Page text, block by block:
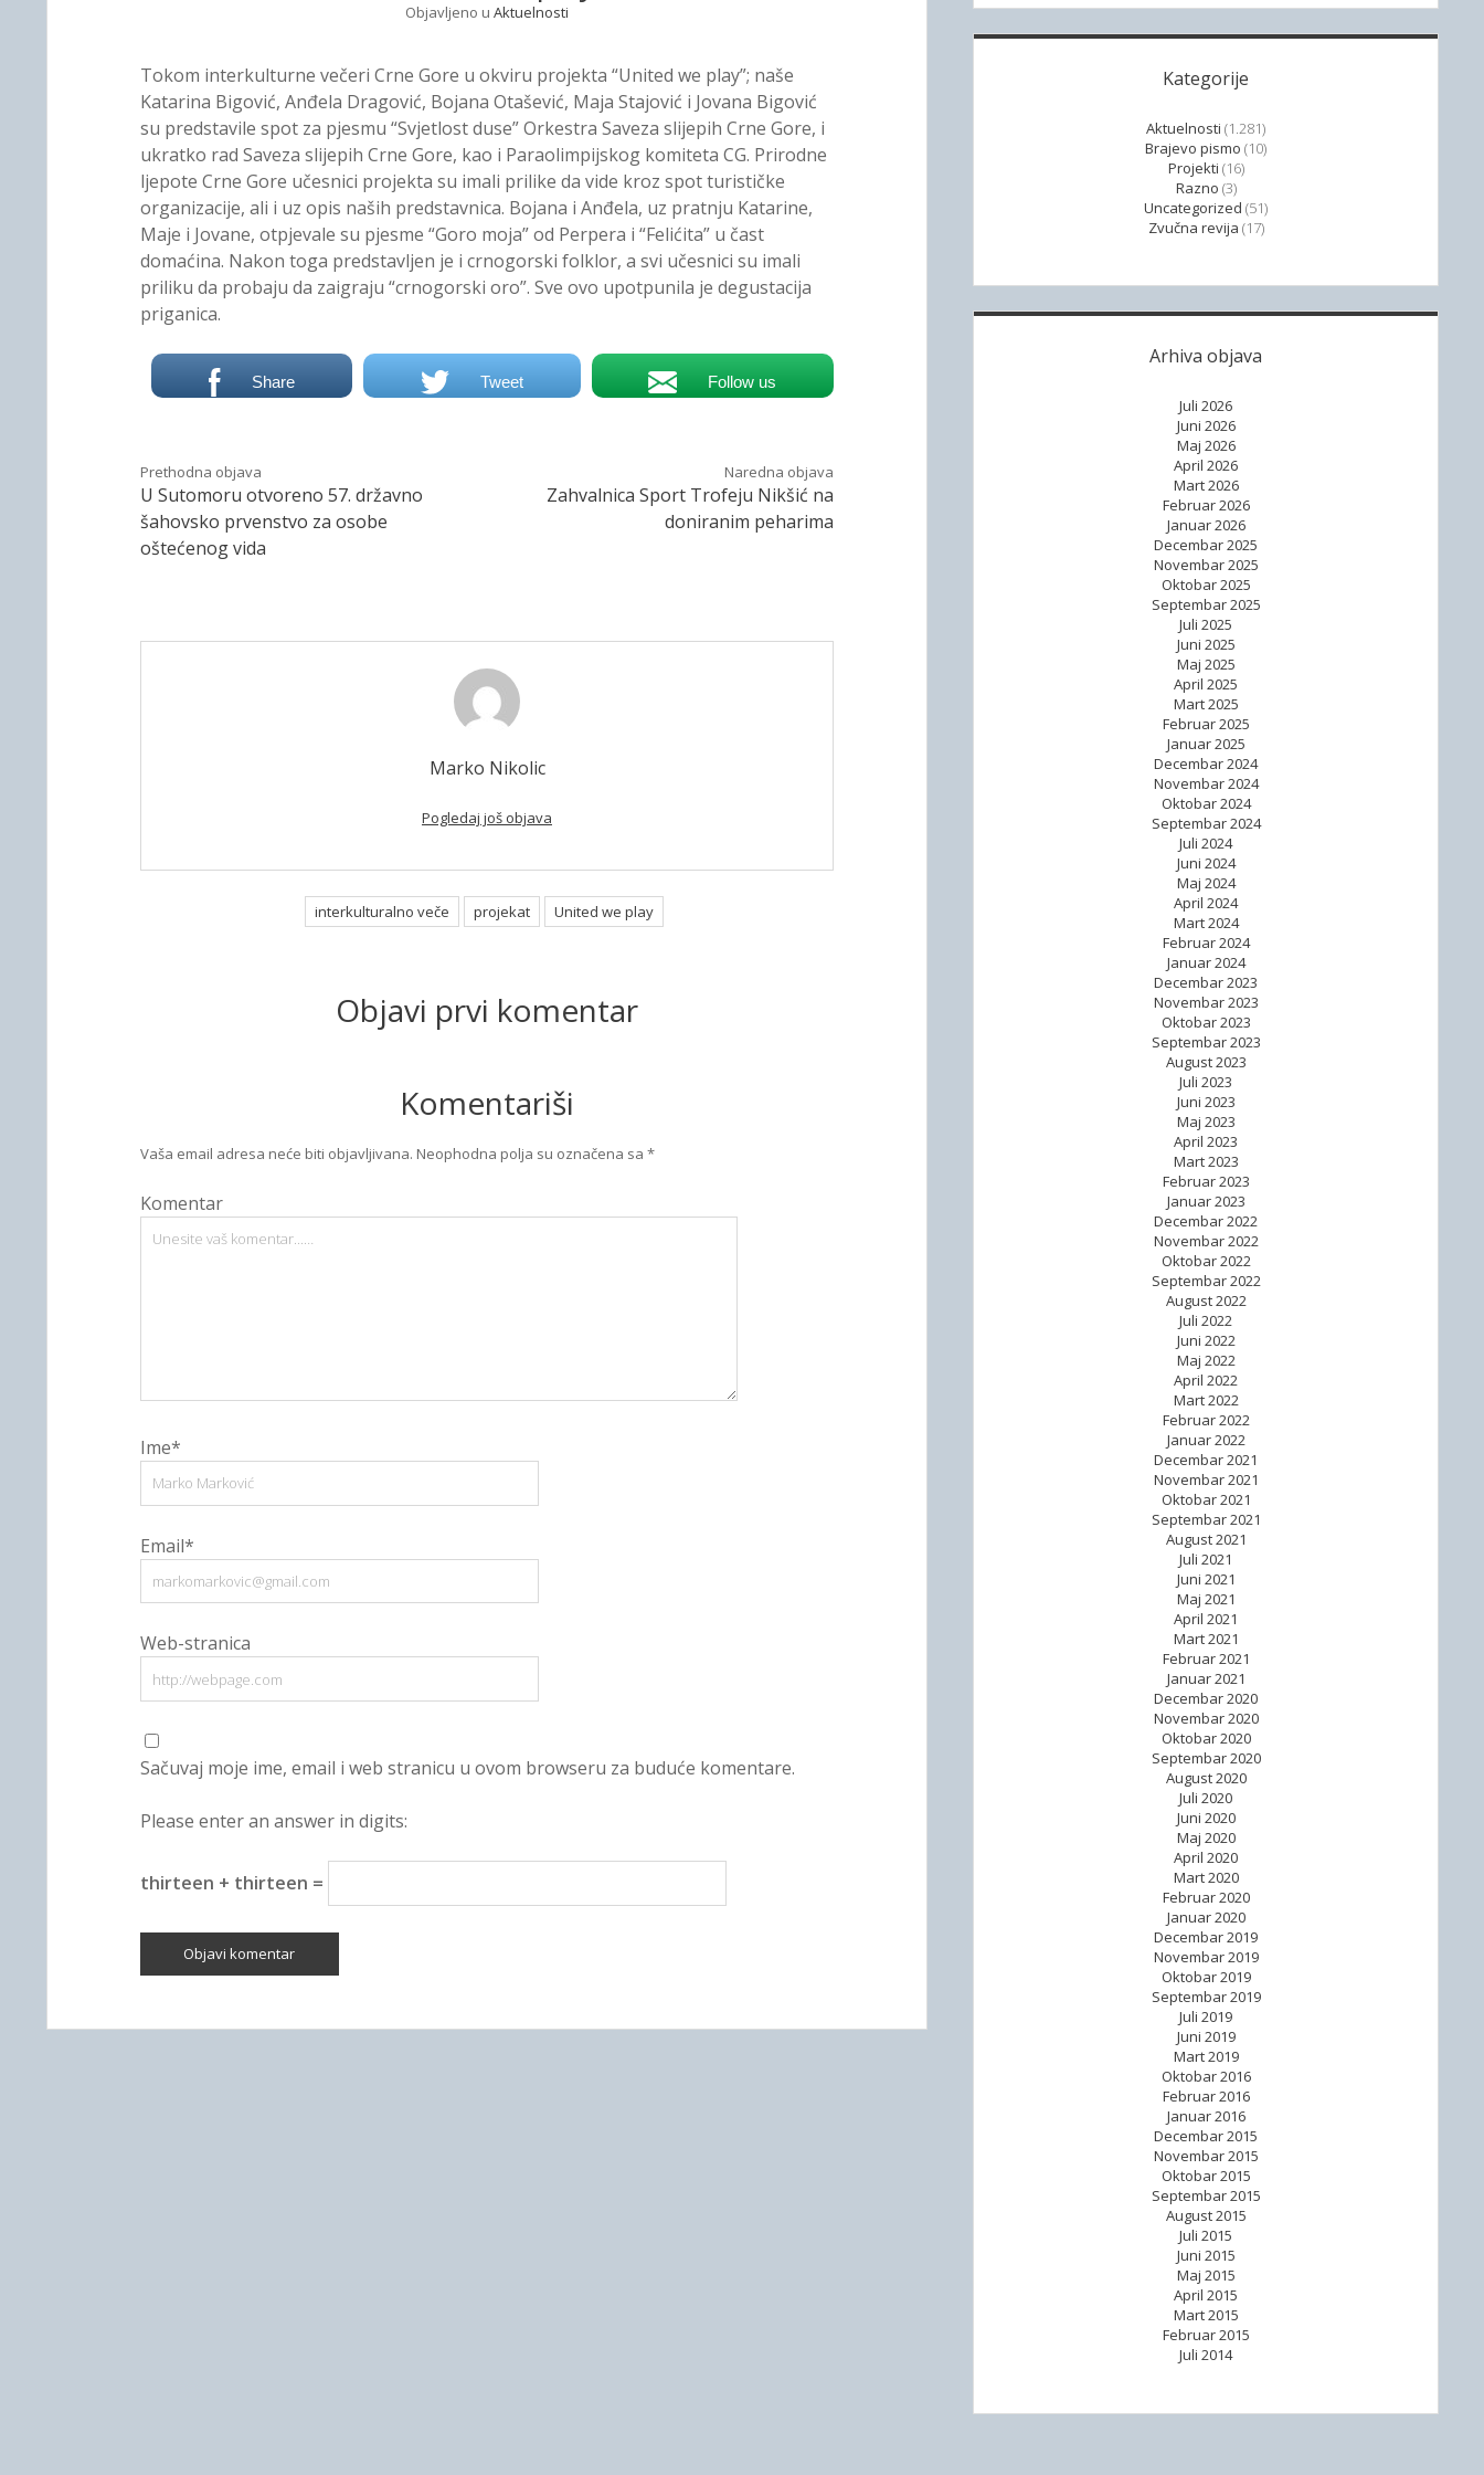
Objavljeno u Aktuelnosti
Tokom interkulturne večeri Crne Gore u okviru projekta “United we play”; naše
Katarina Bigović, Anđela Dragović, Bojana Otašević, Maja Stajović i Jovana Bigović
su predstavile spot za pjesmu “Svjetlost duse” Orkestra Saveza slijepih Crne Gore, i
ukratko rad Saveza slijepih Crne Gore, kao i Paraolimpijskog komiteta CG. Prirodne
ljepote Crne Gore učesnici projekta su imali prilike da vide kroz spot turističke
organizacije, ali i uz opis naših predstavnica. Bojana i Anđela, uz pratnju Katarine,
Maje i Jovane, otpjevale su pjesme “Goro moja” od Perpera i “Felićita” u čast
domaćina. Nakon toga predstavljen je i crnogorski folklor, a svi učesnici su imali
priliku da probaju da zaigraju “crnogorski oro”. Sve ovo upotpunila je degustacija
priganica.
Share Tweet Follow us
Prethodna objava
U Sutomoru otvoreno 57. državno
šahovsko prvenstvo za osobe
oštećenog vida
Naredna objava
Zahvalnica Sport Trofeju Nikšić na
doniranim peharima
Marko Nikolic
Pogledaj još objava
interkulturalno veče projekat United we play
Objavi prvi komentar
Komentariši
Vaša email adresa neće biti objavljivana. Neophodna polja su označena sa *
Komentar
Ime*
Email*
Web-stranica
Sačuvaj moje ime, email i web stranicu u ovom browseru za buduće komentare.
Please enter an answer in digits:
thirteen + thirteen =
Kategorije
Aktuelnosti (1.281)
Brajevo pismo (10)
Projekti (16)
Razno (3)
Uncategorized (51)
Zvučna revija (17)
Arhiva objava
Juli 2026
Juni 2026
Maj 2026
April 2026
Mart 2026
Februar 2026
Januar 2026
Decembar 2025
Novembar 2025
Oktobar 2025
Septembar 2025
Juli 2025
Juni 2025
Maj 2025
April 2025
Mart 2025
Februar 2025
Januar 2025
Decembar 2024
Novembar 2024
Oktobar 2024
Septembar 2024
Juli 2024
Juni 2024
Maj 2024
April 2024
Mart 2024
Februar 2024
Januar 2024
Decembar 2023
Novembar 2023
Oktobar 2023
Septembar 2023
August 2023
Juli 2023
Juni 2023
Maj 2023
April 2023
Mart 2023
Februar 2023
Januar 2023
Decembar 2022
Novembar 2022
Oktobar 2022
Septembar 2022
August 2022
Juli 2022
Juni 2022
Maj 2022
April 2022
Mart 2022
Februar 2022
Januar 2022
Decembar 2021
Novembar 2021
Oktobar 2021
Septembar 2021
August 2021
Juli 2021
Juni 2021
Maj 2021
April 2021
Mart 2021
Februar 2021
Januar 2021
Decembar 2020
Novembar 2020
Oktobar 2020
Septembar 2020
August 2020
Juli 2020
Juni 2020
Maj 2020
April 2020
Mart 2020
Februar 2020
Januar 2020
Decembar 2019
Novembar 2019
Oktobar 2019
Septembar 2019
Juli 2019
Juni 2019
Mart 2019
Oktobar 2016
Februar 2016
Januar 2016
Decembar 2015
Novembar 2015
Oktobar 2015
Septembar 2015
August 2015
Juli 2015
Juni 2015
Maj 2015
April 2015
Mart 2015
Februar 2015
Juli 2014